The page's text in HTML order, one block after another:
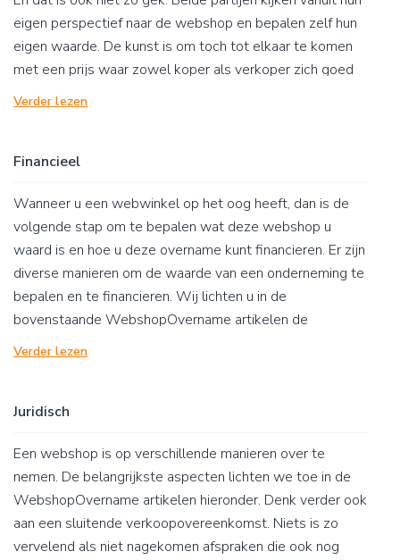
eigen perspectief naar de webshop en bepalen zelf hun
eigen waarde. De kunst is om toch tot elkaar te komen
met een prijs waar zowel koper als verkoper zich goed
bij voelt. Hierboven&nbsp;vindt u de WebshopOvername
zijn onderwezen in het onderwerp ‘Bedrijfswaardering’ en
Verder lezen
Financieel
Wanneer u een webwinkel op het oog heeft, dan is de
volgende stap om te bepalen wat deze webshop u
waard is en hoe u deze overname kunt financieren. Er zijn
diverse manieren om de waarde van een onderneming te
bepalen en te financieren. Wij lichten u in de
bovenstaande WebshopOvername artikelen de
belangrijkste aspecten toe.
Verder lezen
Juridisch
Een webshop is op verschillende manieren over te
nemen. De belangrijkste aspecten lichten we toe in de
WebshopOvername artikelen hieronder. Denk verder ook
aan een sluitende verkoopovereenkomst. Niets is zo
vervelend als niet nagekomen afspraken die ook nog